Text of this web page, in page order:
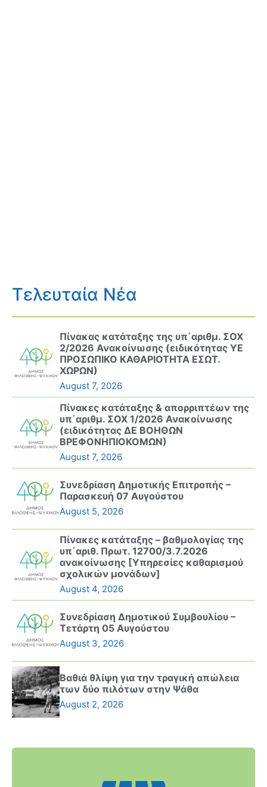
Τελευταία Νέα
Πίνακας κατάταξης της υπ΄αριθμ. ΣΟΧ
2/2026 Ανακοίνωσης (ειδικότητας ΥΕ
ΠΡΟΣΩΠΙΚΟ ΚΑΘΑΡΙΟΤΗΤΑ ΕΣΩΤ.
ΧΩΡΩΝ)
August 7, 2026
Πίνακες κατάταξης & απορριπτέων της
υπ΄αριθμ. ΣΟΧ 1/2026 Ανακοίνωσης
(ειδικότητας ΔΕ ΒΟΗΘΩΝ
ΒΡΕΦΟΝΗΠΙΟΚΟΜΩΝ)
August 7, 2026
Συνεδρίαση Δημοτικής Επιτροπής –
Παρασκευή 07 Αυγούστου
August 5, 2026
Πίνακες κατάταξης – βαθμολογίας της
υπ΄αριθ. Πρωτ. 12700/3.7.2026
ανακοίνωσης [Υπηρεσίες καθαρισμού
σχολικών μονάδων]
August 4, 2026
Συνεδρίαση Δημοτικού Συμβουλίου –
Τετάρτη 05 Αυγούστου
August 3, 2026
Βαθιά θλίψη για την τραγική απώλεια
των δύο πιλότων στην Ψάθα
August 2, 2026